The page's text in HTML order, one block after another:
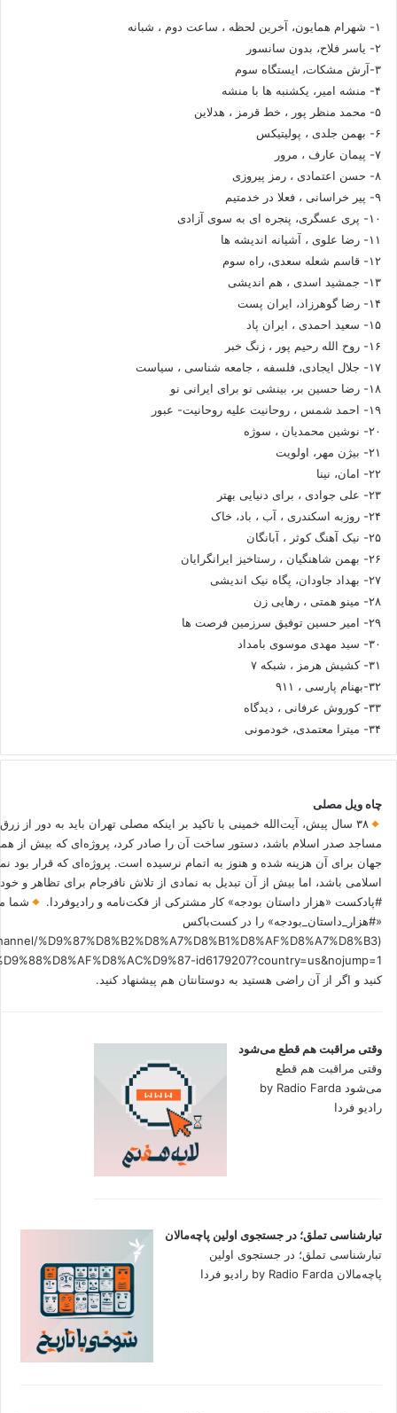
۱- شهرام همایون، آخرین لحظه ، ساعت دوم ، شبانه
۲- یاسر فلاح، بدون سانسور
۳-آرش مشکات، ایستگاه سوم
۴- منشه امیر، یکشنبه ها با منشه
۵- محمد منظر پور ، خط قرمز ، هدلاین
۶- بهمن جلدی ، پولیتیکس
۷- پیمان عارف ، مرور
۸- حسن اعتمادی ، رمز پیروزی
۹- پیر خراسانی ، فعلا در خدمتیم
۱۰- پری عسگری، پنجره ای به سوی آزادی
۱۱- رضا علوی ، آشیانه اندیشه ها
۱۲- قاسم شعله سعدی، راه سوم
۱۳- جمشید اسدی ، هم اندیشی
۱۴- رضا گوهرزاد، ایران پست
۱۵- سعید احمدی ، ایران پاد
۱۶- روح الله رحیم پور ، زنگ خبر
۱۷- جلال ایجادی، فلسفه ، جامعه شناسی ، سیاست
۱۸- رضا حسین بر، بینشی نو برای ایرانی نو
۱۹- احمد شمس ، روحانیت علیه روحانیت- عبور
۲۰- نوشین محمدیان ، سوژه
۲۱- بیژن مهر، اولویت
۲۲- امان، نینا
۲۳- علی جوادی ، برای دنیایی بهتر
۲۴- روزبه اسکندری ، آب ، باد، خاک
۲۵- نیک آهنگ کوثر ، آبانگان
۲۶- بهمن شاهنگیان ، رستاخیز ایرانگرایان
۲۷- بهداد جاودان، پگاه نیک اندیشی
۲۸- مینو همتی ، رهایی زن
۲۹- امیر حسین توفیق سرزمین فرصت ها
۳۰- سید مهدی موسوی بامداد
۳۱- کشیش هرمز ، شبکه ۷
۳۲-بهنام پارسی ، ۹۱۱
۳۳- کوروش عرفانی ، دیدگاه
۳۴- میترا معتمدی، خودمونی
چاه ویل مصلی
۳۸ سال پیش، آیت‌الله خمینی با تاکید بر اینکه مصلی تهران باید به دور از
مساجد صدر اسلام باشد، دستور ساخت آن را صادر کرد، پروژه‌ای که بیش از
جهان برای آن هزینه شده و هنوز به اتمام نرسیده است. پروژه‌ای که قرار بود
اسلامی باشد، اما بیش از آن تبدیل به نمادی از تلاش نافرجام برای تظاهر و
#پادکست «هزار داستان بودجه» کار مشترکی از فکت‌نامه و رادیوفردا.
شما
«#هزار_داستان_بودجه» را در کست‌باکس
%D9%87%D8%B2%D8%A7%D8%B1%D8%AF%D8%A7%D8%B3
کنید و اگر از آن راضی هستید به دوستانتان هم پیشنهاد کنید.
وقتی مراقبت هم قطع می‌شود
وقتی مراقبت هم قطع
می‌شود by Radio Farda
رادیو فردا
تبارشناسی تملق؛ در جستجوی اولین‌ پاچه‌مالان
تبارشناسی تملق؛ در جستجوی اولین‌
پاچه‌مالان by Radio Farda رادیو فردا